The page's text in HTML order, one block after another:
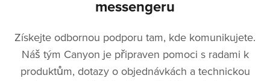
messengeru
Získejte odbornou podporu tam, kde komunikujete.
Náš tým Canyon je připraven pomoci s radami k
produktům, dotazy o objednávkách a technickou